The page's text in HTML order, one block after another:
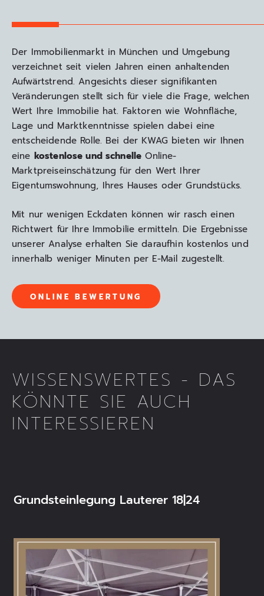
Der Immobilienmarkt in München und Umgebung
verzeichnet seit vielen Jahren einen anhaltenden
Aufwärtstrend. Angesichts dieser signifikanten
Veränderungen stellt sich für viele die Frage, welchen
Wert Ihre Immobilie hat. Faktoren wie Wohnfläche,
Lage und Marktkenntnisse spielen dabei eine
entscheidende Rolle. Bei der KWAG bieten wir Ihnen
eine kostenlose und schnelle Online-
Marktpreiseinschätzung für den Wert Ihrer
Eigentumswohnung, Ihres Hauses oder Grundstücks.
Mit nur wenigen Eckdaten können wir rasch einen
Richtwert für Ihre Immobilie ermitteln. Die Ergebnisse
unserer Analyse erhalten Sie daraufhin kostenlos und
innerhalb weniger Minuten per E-Mail zugestellt.
ONLINE BEWERTUNG
WISSENSWERTES - DAS
KÖNNTE SIE AUCH
INTERESSIEREN
Grundsteinlegung Lauterer 18|24